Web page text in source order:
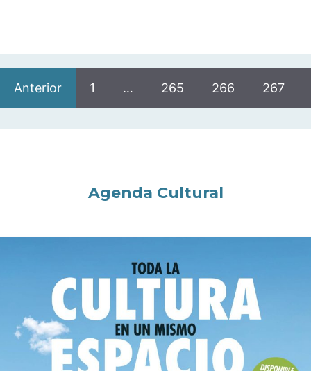
Anterior 1 … 265 266 267
Agenda Cultural